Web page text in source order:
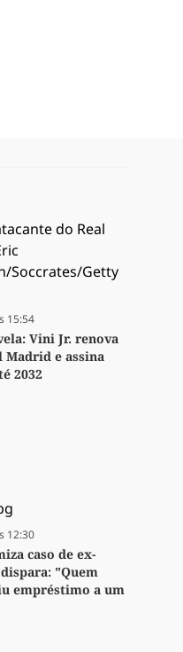
15:54
Vini Jr. renova
Madrid e assina
2032
12:30
caso de ex-
"Quem
empréstimo a um